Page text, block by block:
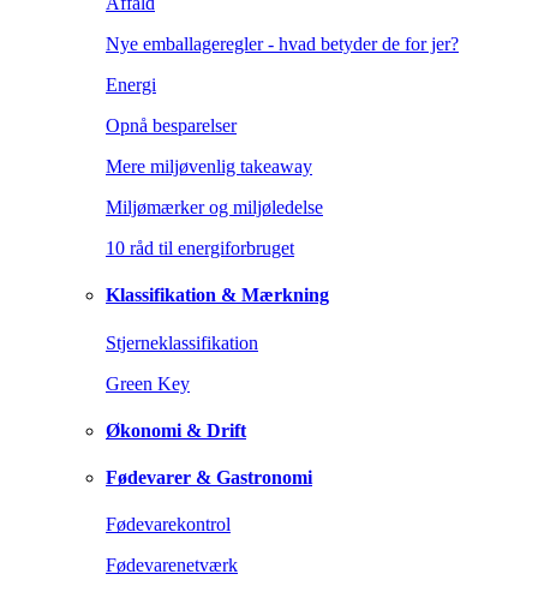
Nye emballageregler - hvad betyder de for jer?
Energi
Opnå besparelser
Mere miljøvenlig takeaway
Miljømærker og miljøledelse
10 råd til energiforbruget
Klassifikation & Mærkning
Stjerneklassifikation
Green Key
Økonomi & Drift
Fødevarer & Gastronomi
Fødevarekontrol
Fødevarenetværk